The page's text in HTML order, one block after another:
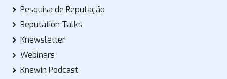
Pesquisa de Reputação
Reputation Talks
Knewsletter
Webinars
Knewin Podcast